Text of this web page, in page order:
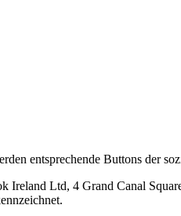
entsprechende Buttons der
Ireland Ltd, 4 Grand Canal